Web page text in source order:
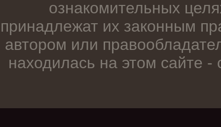
ознакомительных
принадлежат их законным
автором или
находилась на этом сайте